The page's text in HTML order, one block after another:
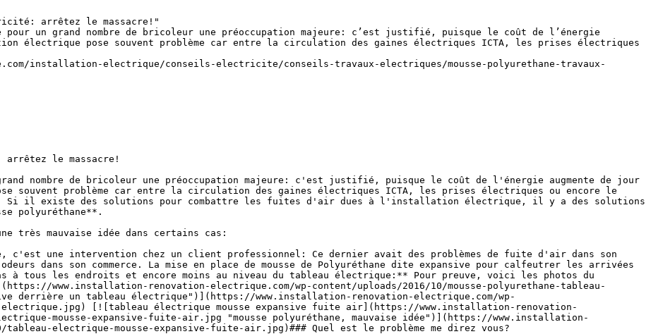
arrêtez le massacre!"
un grand nombre de bricoleur une préoccupation majeure: c’est justifié, puisque le coût de l’énergie
électrique pose souvent problème car entre la circulation des gaines électriques ICTA, les prises électriques
installation-electrique/conseils-electricite/conseils-travaux-electriques/mousse-polyurethane-travaux-
le massacre!
nombre de bricoleur une préoccupation majeure: c'est justifié, puisque le coût de l'énergie augmente de jour
problème car entre la circulation des gaines électriques ICTA, les prises électriques ou encore le
Si il existe des solutions pour combattre les fuites d'air dues à l'installation électrique, il y a des solutions
polyuréthane**.
très mauvaise idée dans certains cas:
dans son commerce. La mise en place de mousse de Polyuréthane dite expansive pour calfeutrer les arrivées
à tous les endroits et encore moins au niveau du tableau électrique:** Pour preuve, voici les photos du
www.installation-renovation-electrique.com/wp-content/uploads/2016/10/mousse-polyurethane-tableau-
derrière un tableau électrique")](https://www.installation-renovation-electrique.com/wp-
electrique.jpg) [![tableau électrique mousse expansive fuite air](https://www.installation-renovation-
mousse-expansive-fuite-air.jpg "mousse polyuréthane, mauvaise idée")](https://www.installation-
tableau-electrique-mousse-expansive-fuite-air.jpg)### Quel est le problème me direz vous?